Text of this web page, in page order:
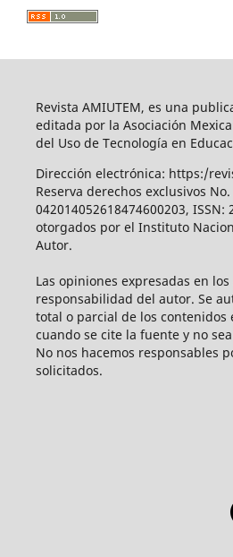
Revista AMIUTEM, es una
editada por la Asociación
del Uso de Tecnología en
Dirección electrónica: https:/
Reserva derechos exclusivos No.
042014052618474600203, ISSN:
otorgados por el Instituto
Autor.
Las opiniones expresadas en
responsabilidad del autor. Se
total o parcial de los contenidos
cuando se cite la fuente y no
No nos hacemos responsables
solicitados.